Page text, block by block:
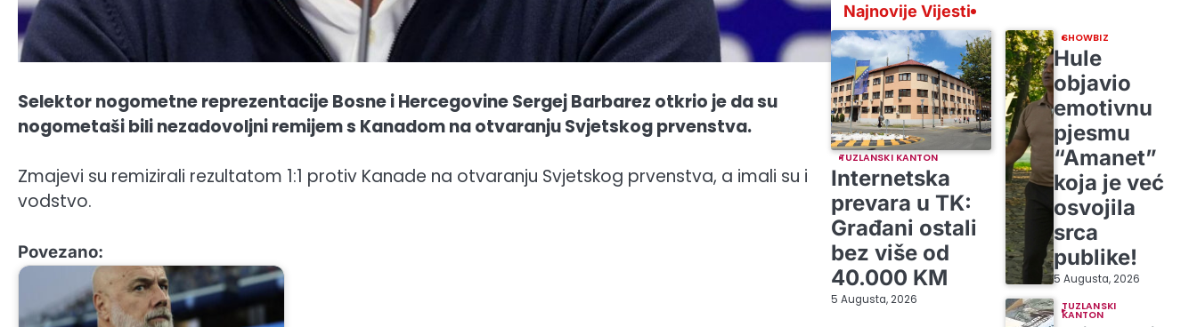
Selektor nogometne reprezentacije Bosne i Hercegovine Sergej Barbarez otkrio je da su
nogometaši bili nezadovoljni remijem s Kanadom na otvaranju Svjetskog prvenstva.
Zmajevi su remizirali rezultatom 1:1 protiv Kanade na otvaranju Svjetskog prvenstva, a imali su i
vodstvo.
Povezano:
Najnovije Vijesti
TUZLANSKI KANTON
Internetska
prevara u TK:
Građani ostali
bez više od
40.000 KM
5 Augusta, 2026
SHOWBIZ
Hule
objavio
emotivnu
pjesmu
“Amanet”
koja je već
osvojila
srca
publike!
5 Augusta, 2026
TUZLANSKI
KANTON